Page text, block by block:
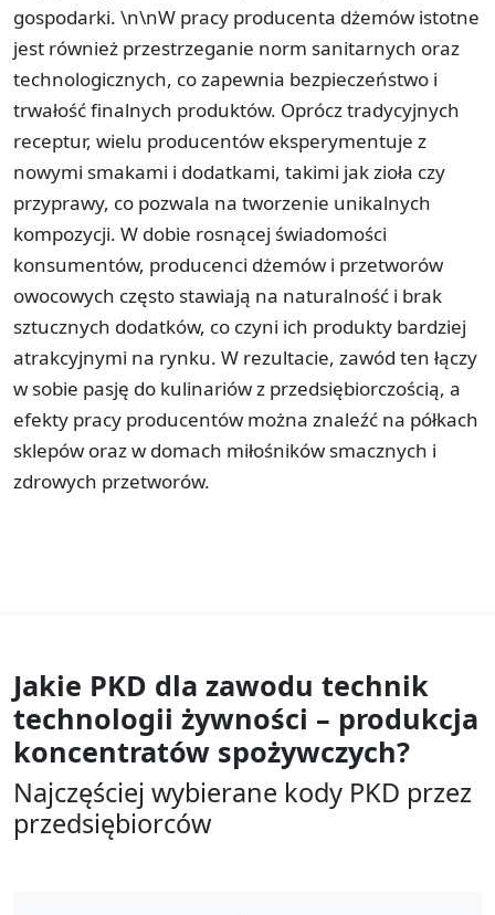
gospodarki. \n\nW pracy producenta dżemów istotne
jest również przestrzeganie norm sanitarnych oraz
technologicznych, co zapewnia bezpieczeństwo i
trwałość finalnych produktów. Oprócz tradycyjnych
receptur, wielu producentów eksperymentuje z
nowymi smakami i dodatkami, takimi jak zioła czy
przyprawy, co pozwala na tworzenie unikalnych
kompozycji. W dobie rosnącej świadomości
konsumentów, producenci dżemów i przetworów
owocowych często stawiają na naturalność i brak
sztucznych dodatków, co czyni ich produkty bardziej
atrakcyjnymi na rynku. W rezultacie, zawód ten łączy
w sobie pasję do kulinariów z przedsiębiorczością, a
efekty pracy producentów można znaleźć na półkach
sklepów oraz w domach miłośników smacznych i
zdrowych przetworów.
Jakie PKD dla zawodu technik
technologii żywności – produkcja
koncentratów spożywczych?
Najczęściej wybierane kody PKD przez
przedsiębiorców